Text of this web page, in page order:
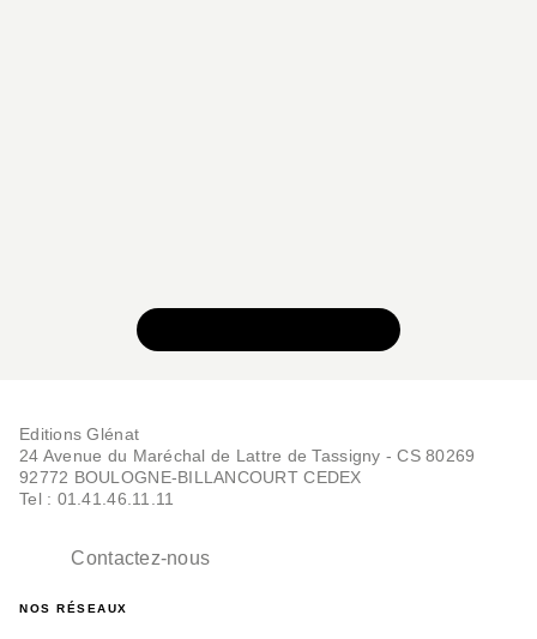
Franck Tacito
Fabrice Angleraud
Magika - Tome 03
Editions Glénat
24 Avenue du Maréchal de Lattre de Tassigny - CS 80269
92772 BOULOGNE-BILLANCOURT CEDEX
Tel : 01.41.46.11.11
Contactez-nous
NOS RÉSEAUX